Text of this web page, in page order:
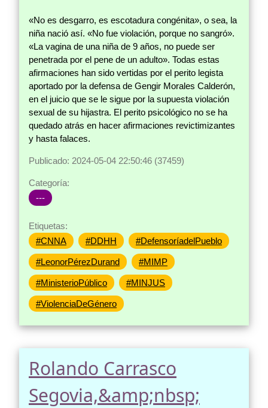
«No es desgarro, es escotadura congénita», o sea, la
niña nació así. «No fue violación, porque no sangró».
«La vagina de una niña de 9 años, no puede ser
penetrada por el pene de un adulto». Todas estas
afirmaciones han sido vertidas por el perito legista
aportado por la defensa de Gengir Morales Calderón,
en el juicio que se le sigue por la supuesta violación
sexual de su hijastra. El perito psicológico no se ha
quedado atrás en hacer afirmaciones revictimizantes
y hasta falaces.
Publicado: 2024-05-04 22:50:46 (37459)
Categoría:
---
Etiquetas:
#CNNA
#DDHH #DefensoríadelPueblo
#LeonorPérezDurand #MIMP
#MinisterioPúblico #MINJUS
#ViolenciaDeGénero
Rolando Carrasco
Segovia,&amp;nbsp;